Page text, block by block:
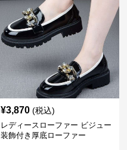
¥3,870 (税込)
レディースローファー ビジュー
装飾付き厚底ローファー